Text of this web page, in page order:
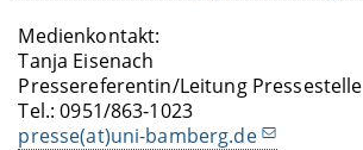
Medienkontakt:
Tanja Eisenach
Pressereferentin/Leitung Pressestelle
Tel.: 0951/863-1023
presse(at)uni-bamberg.de